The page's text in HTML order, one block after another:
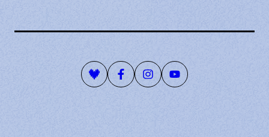
Playlist Deezer
Page Facebook
Compte Instagram
Page Youtube